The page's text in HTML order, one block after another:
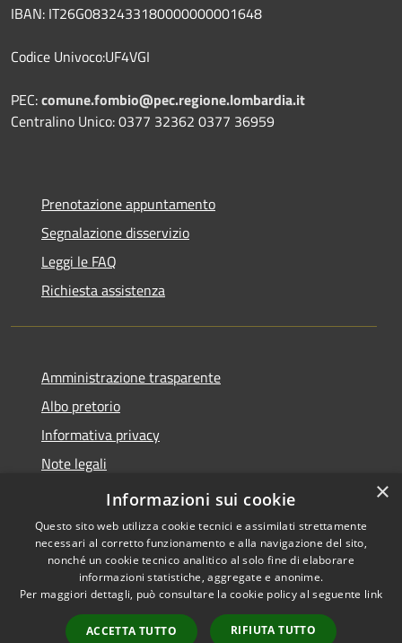
IBAN: IT26G0832433180000000001648
Codice Univoco:UF4VGI
PEC:comune.fombio@pec.regione.lombardia.it
Centralino Unico: 0377 32362 0377 36959
Prenotazione appuntamento
Segnalazione disservizio
Leggi le FAQ
Richiesta assistenza
Amministrazione trasparente
Albo pretorio
Informativa privacy
Note legali
Dichiarazione di accessibilità
Accessibilità
Copyright © 2026 • Comune di
Fombio • Powered by
Municipium•
Accesso
×
Informazioni sui cookie
Questo sito web utilizza cookie tecnici e assimilati strettamente
necessari al corretto funzionamento e alla navigazione del sito,
nonché un cookie tecnico analitico al solo fine di elaborare
informazioni statistiche, aggregate e anonime.
Per maggiori dettagli, può consultare la cookie policy al seguente link
ACCETTA TUTTO RIFIUTA TUTTO